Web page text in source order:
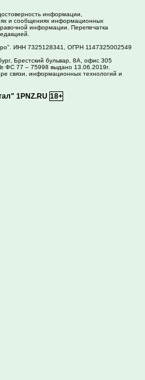
информации,
и сообщениях информационных
информации. Перепечатка
ИНН 7325128341, ОГРН 1147325002549
Брестский бульвар, 8А, офис 305
ФС 77 – 75998 выдано 13.06.2019г.
связи, информационных технологий и
1PNZ.RU 18+